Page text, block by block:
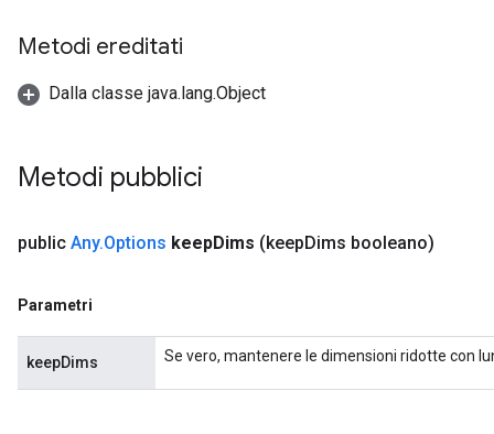
Metodi ereditati
Dalla classe java.lang.Object
Metodi pubblici
public Any.Options keepDims (keepDims booleano)
Parametri
keepDims Se vero, mantenere le dimensioni ridotte con